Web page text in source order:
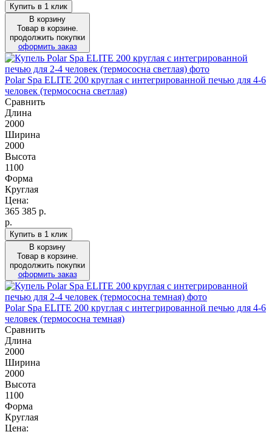
Купить в 1 клик
В корзину
Товар в корзине.
продолжить покупки
оформить заказ
Polar Spa ELITE 200 круглая с интегрированной печью для 4-6
человек (термососна светлая)
Сравнить
Длина
2000
Ширина
2000
Высота
1100
Форма
Круглая
Цена:
365 385 р.
р.
Купить в 1 клик
В корзину
Товар в корзине.
продолжить покупки
оформить заказ
Polar Spa ELITE 200 круглая с интегрированной печью для 4-6
человек (термососна темная)
Сравнить
Длина
2000
Ширина
2000
Высота
1100
Форма
Круглая
Цена: